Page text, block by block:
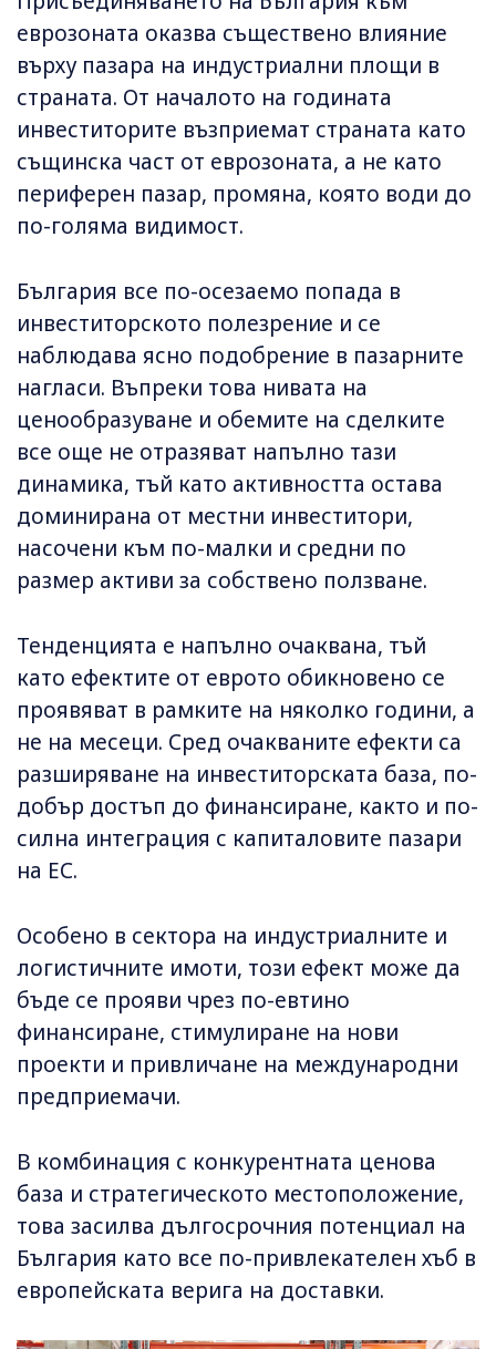
еврозоната оказва съществено влияние
върху пазара на индустриални площи в
страната. От началото на годината
инвеститорите възприемат страната като
същинска част от еврозоната, а не като
периферен пазар, промяна, която води до
по-голяма видимост.
България все по-осезаемо попада в
инвеститорското полезрение и се
наблюдава ясно подобрение в пазарните
нагласи. Въпреки това нивата на
ценообразуване и обемите на сделките
все още не отразяват напълно тази
динамика, тъй като активността остава
доминирана от местни инвеститори,
насочени към по-малки и средни по
размер активи за собствено ползване.
Тенденцията е напълно очаквана, тъй
като ефектите от еврото обикновено се
проявяват в рамките на няколко години, а
не на месеци. Сред очакваните ефекти са
разширяване на инвеститорската база, по-
добър достъп до финансиране, както и по-
силна интеграция с капиталовите пазари
на ЕС.
Особено в сектора на индустриалните и
логистичните имоти, този ефект може да
бъде се прояви чрез по-евтино
финансиране, стимулиране на нови
проекти и привличане на международни
предприемачи.
В комбинация с конкурентната ценова
база и стратегическото местоположение,
това засилва дългосрочния потенциал на
България като все по-привлекателен хъб в
европейската верига на доставки.